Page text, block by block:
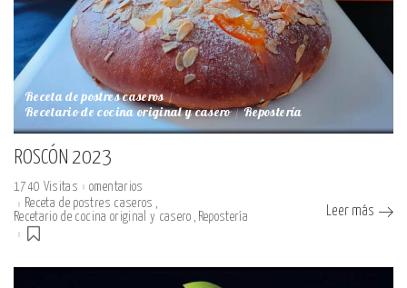
Receta de postres caseros
Recetario de cocina original y casero Repostería
ROSCÓN 2023
1740 Visitas
omentarios
Receta de postres caseros
Recetario de cocina original y casero
Repostería Leer más